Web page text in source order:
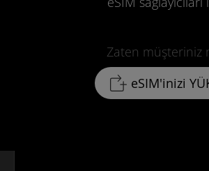
Zaten müşteriniz
eSIM'inizi